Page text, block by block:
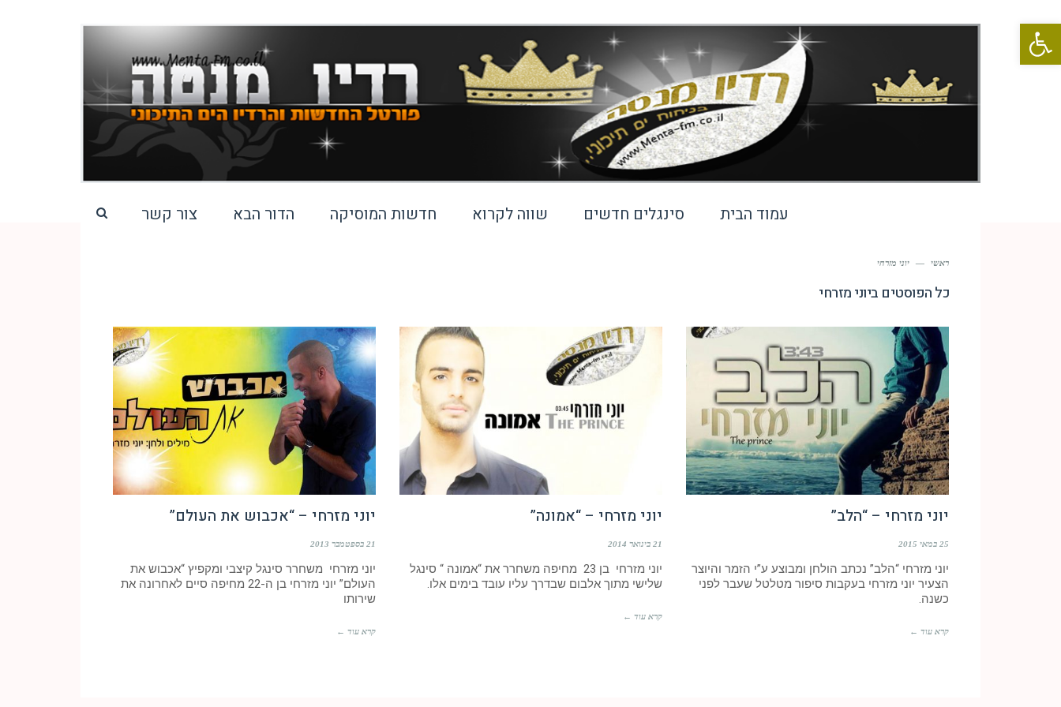
פתח סרגל נגישות
עמוד הבית סינגלים חדשים שווה לקרוא חדשות המוסיקה הדור הבא צור קשר
ראשי — יוני מזרחי
כל הפוסטים ביוני מזרחי
יוני מזרחי – “הלב”
25 במאי 2015
יוני מזרחי “הלב” נכתב הולחן ומבוצע ע”י הזמר והיוצר
הצעיר יוני מזרחי בעקבות סיפור מטלטל שעבר לפני
כשנה.
קרא עוד ←
יוני מזרחי – “אמונה”
21 בינואר 2014
יוני מזרחי בן 23 מחיפה משחרר את “אמונה “ סינגל
שלישי מתוך אלבום שבדרך עליו עובד בימים אלו.
קרא עוד ←
יוני מזרחי – “אכבוש את העולם”
21 בספטמבר 2013
יוני מזרחי משחרר סינגל קיצבי ומקפיץ “אכבוש את
העולם” יוני מזרחי בן ה-22 מחיפה סיים לאחרונה את
שירותו
קרא עוד ←